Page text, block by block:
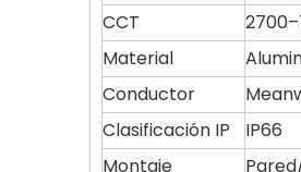
CCT
Material
Conductor
Clasificación IP
IP66
Montaje